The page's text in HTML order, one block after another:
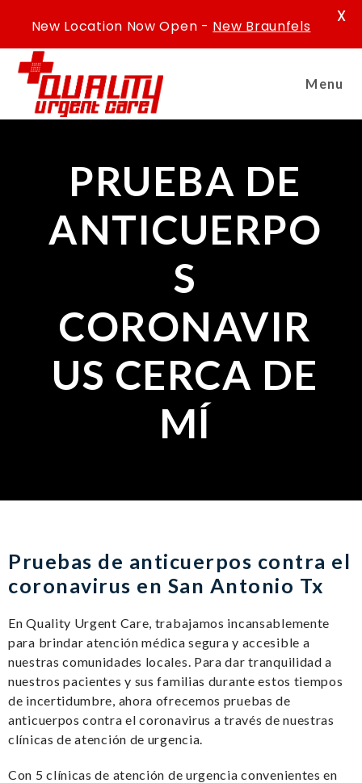
Menu
PRUEBA DE
ANTICUERPO
S
CORONAVIR
US CERCA DE
MÍ
Pruebas de anticuerpos contra el
coronavirus en San Antonio Tx
En Quality Urgent Care, trabajamos incansablemente
para brindar atención médica segura y accesible a
nuestras comunidades locales. Para dar tranquilidad a
nuestros pacientes y sus familias durante estos tiempos
de incertidumbre, ahora ofrecemos pruebas de
anticuerpos contra el coronavirus a través de nuestras
clínicas de atención de urgencia.
Con 5 clínicas de atención de urgencia convenientes en
New Location Now Open - New Braunfels
X